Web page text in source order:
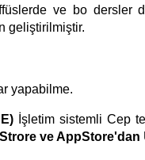
ve bo dersler
geliştirilmiştir.
yapabilme.
İşletim sistemli Cep
ve AppStore'dan